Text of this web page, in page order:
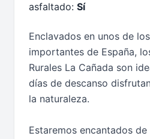
asfaltado: Sí
Enclavados en unos de
importantes de España,
Rurales La Cañada son
días de descanso
la naturaleza.
Estaremos encantados